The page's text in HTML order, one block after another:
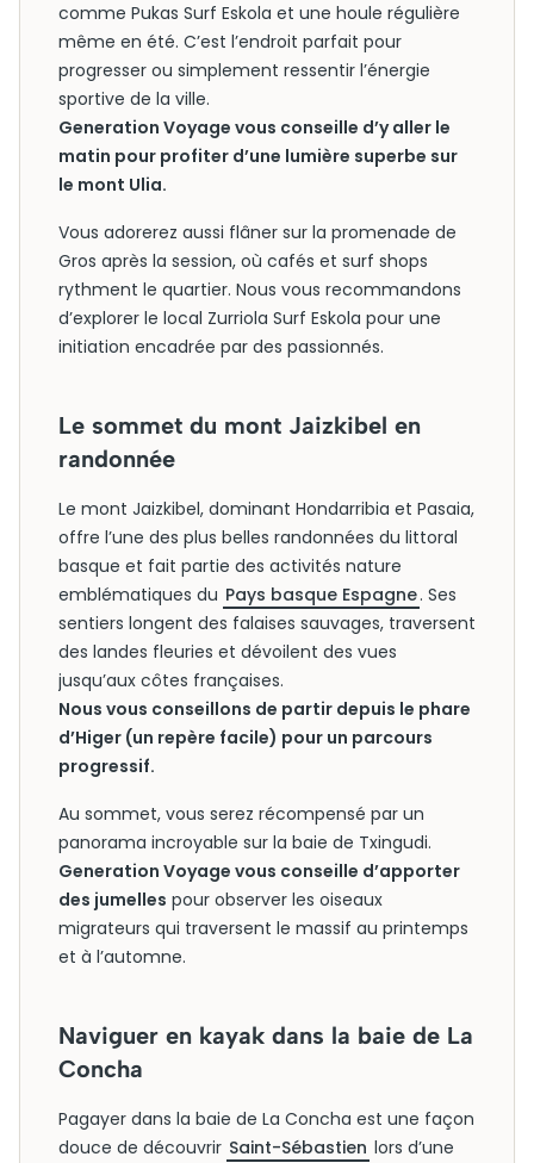
comme Pukas Surf Eskola et une houle régulière
même en été. C’est l’endroit parfait pour
progresser ou simplement ressentir l’énergie
sportive de la ville.
Generation Voyage vous conseille d’y aller le
matin pour profiter d’une lumière superbe sur
le mont Ulia.
Vous adorerez aussi flâner sur la promenade de
Gros après la session, où cafés et surf shops
rythment le quartier. Nous vous recommandons
d’explorer le local Zurriola Surf Eskola pour une
initiation encadrée par des passionnés.
Le sommet du mont Jaizkibel en
randonnée
Le mont Jaizkibel, dominant Hondarribia et Pasaia,
offre l’une des plus belles randonnées du littoral
basque et fait partie des activités nature
emblématiques du Pays basque Espagne. Ses
sentiers longent des falaises sauvages, traversent
des landes fleuries et dévoilent des vues
jusqu’aux côtes françaises.
Nous vous conseillons de partir depuis le phare
d’Higer (un repère facile) pour un parcours
progressif.
Au sommet, vous serez récompensé par un
panorama incroyable sur la baie de Txingudi.
Generation Voyage vous conseille d’apporter
des jumelles pour observer les oiseaux
migrateurs qui traversent le massif au printemps
et à l’automne.
Naviguer en kayak dans la baie de La
Concha
Pagayer dans la baie de La Concha est une façon
douce de découvrir Saint-Sébastien lors d’une